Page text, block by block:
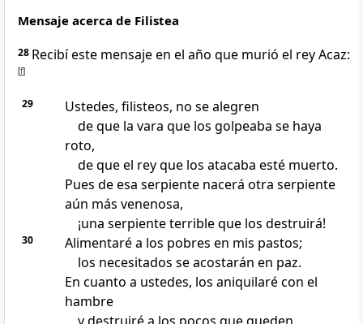
Mensaje acerca de Filistea
28 Recibí este mensaje en el año que murió el rey Acaz:
[f]
29
Ustedes, filisteos, no se alegren
de que la vara que los golpeaba se haya
roto,
de que el rey que los atacaba esté muerto.
Pues de esa serpiente nacerá otra serpiente
aún más venenosa,
¡una serpiente terrible que los destruirá!
30
Alimentaré a los pobres en mis pastos;
los necesitados se acostarán en paz.
En cuanto a ustedes, los aniquilaré con el
hambre